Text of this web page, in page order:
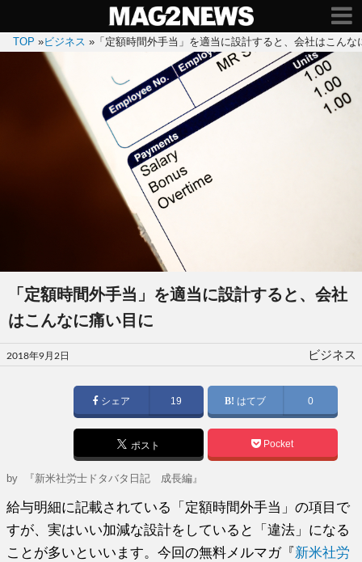
TOP »ビジネス » 「定額時間外手当」を適当に設計すると、会社はこんな
「定額時間外手当」を適当に設計すると、会社
はこんなに痛い目に
投
稿
2018年9月2日 ビジネス
シェア 19 はてブ 0
ポスト Pocket
by 『新米社労士ドタバタ日記 成長編』
給与明細に記載されている「定額時間外手当」の項目で
すが、実はいい加減な設計をしていると「違法」になる
ことが多いといいます。今回の無料メルマガ『新米社労